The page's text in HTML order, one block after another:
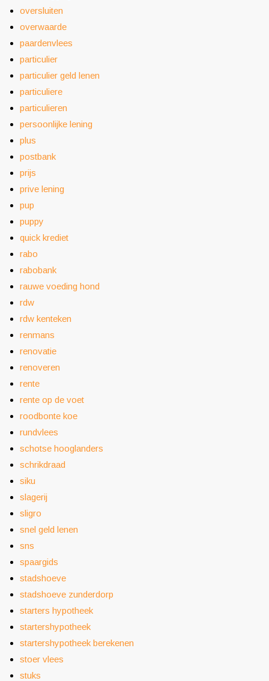
oversluiten
overwaarde
paardenvlees
particulier
particulier geld lenen
particuliere
particulieren
persoonlijke lening
plus
postbank
prijs
prive lening
pup
puppy
quick krediet
rabo
rabobank
rauwe voeding hond
rdw
rdw kenteken
renmans
renovatie
renoveren
rente
rente op de voet
roodbonte koe
rundvlees
schotse hooglanders
schrikdraad
siku
slagerij
sligro
snel geld lenen
sns
spaargids
stadshoeve
stadshoeve zunderdorp
starters hypotheek
startershypotheek
startershypotheek berekenen
stoer vlees
stuks